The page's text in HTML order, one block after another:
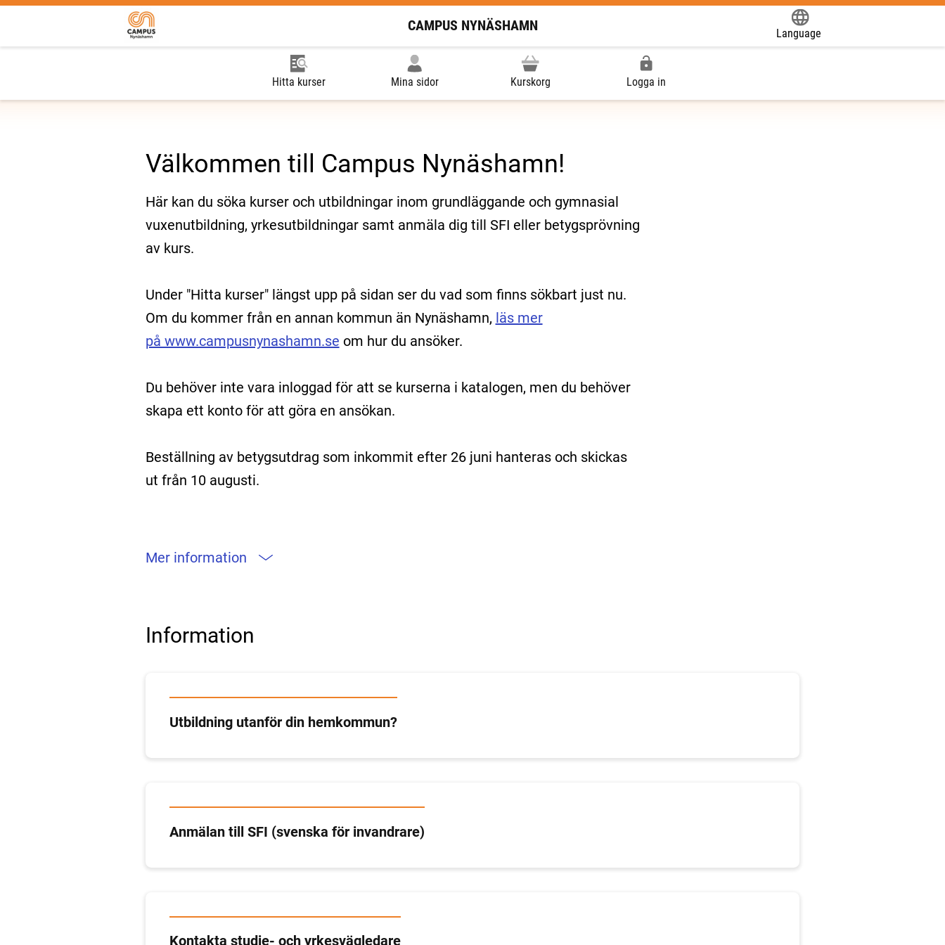
CAMPUS NYNÄSHAMN
Language
Hitta kurser Mina sidor Kurskorg Logga in
Välkommen till Campus Nynäshamn!
Här kan du söka kurser och utbildningar inom grundläggande och gymnasial
vuxenutbildning, yrkesutbildningar samt anmäla dig till SFI eller betygsprövning
av kurs.
Under "Hitta kurser" längst upp på sidan ser du vad som finns sökbart just nu.
Om du kommer från en annan kommun än Nynäshamn, läs mer
på www.campusnynashamn.se om hur du ansöker.
Du behöver inte vara inloggad för att se kurserna i katalogen, men du behöver
skapa ett konto för att göra en ansökan.
Beställning av betygsutdrag som inkommit efter 26 juni hanteras och skickas
ut från 10 augusti.
Mer information
Information
Utbildning utanför din hemkommun?
Anmälan till SFI (svenska för invandrare)
Kontakta studie- och yrkesvägledare